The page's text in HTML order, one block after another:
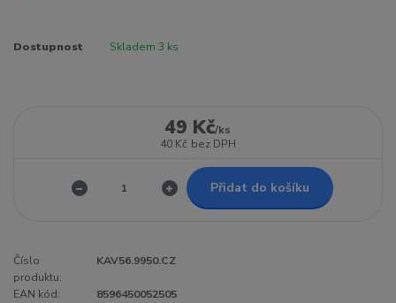
Dostupnost Skladem 3 ks
49 Kč/ks
40 Kč bez DPH
Přidat do košíku
Číslo
produktu:
KAV56.9950.CZ
EAN kód:
8596450052505